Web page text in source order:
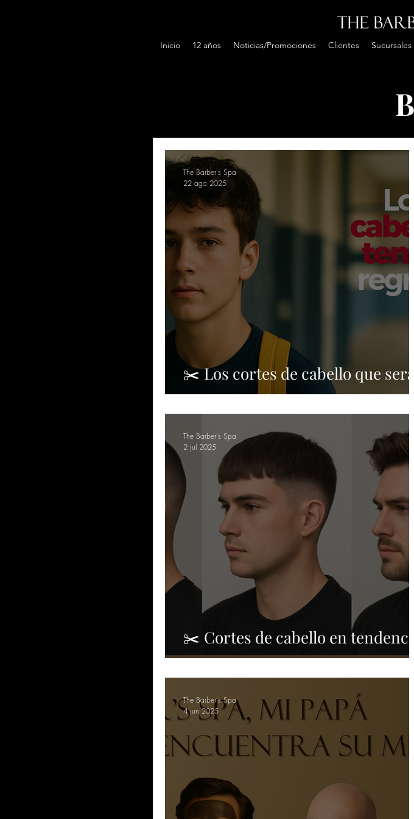
Inicio 12 años Noticias/Promociones Clientes Sucursales
Spa
✂️ Los cortes de cabello que serán
tendencia este regreso a clases
The Barber's Spa
22 ago 2025
✂️ Cortes de cabello en tendencia
para este verano 2025
The Barber's Spa
2 jul 2025
The Barber's Spa
4 jun 2025